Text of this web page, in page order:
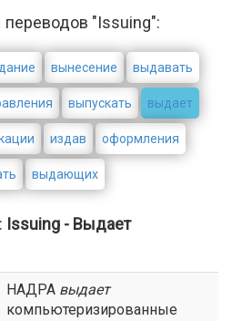
переводов "Issuing":
вынесение выдавать
выпускать выдает
издав оформления
выдающих
Issuing - Выдает
НАДРА выдает
компьютеризированные